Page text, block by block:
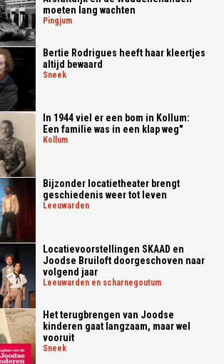
moeten lang wachten
pingjum
Bertie Rodrigues heeft haar kleertjes
altijd bewaard
sneek
In 1944 viel er een bom in Kollum:
Een familie was in een klap weg"
kollum
Bijzonder locatietheater brengt
geschiedenis weer tot leven
leeuwarden
Locatievoorstellingen SKAAD en
Joodse Bruiloft doorgeschoven naar
volgend jaar
leeuwarden en scharnegoutum
Het terugbrengen van Joodse
kinderen gaat langzaam, maar wel
vooruit
sneek